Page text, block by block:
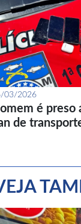
03/2026
é preso
de